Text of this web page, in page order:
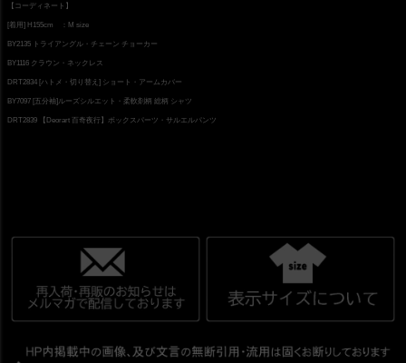
【コーディネート】
[着用] H155cm ：M size
BY2135 トライアングル・チェーン チョーカー
BY1116 クラウン・ネックレス
DRT2834 [ハトメ・切り替え] ショート・アームカバー
BY7097 [五分袖]ルーズシルエット・柔軟剤柄 総柄 シャツ
DRT2839 【Deorart 百奇夜行】ボックスパーツ・サルエルパンツ